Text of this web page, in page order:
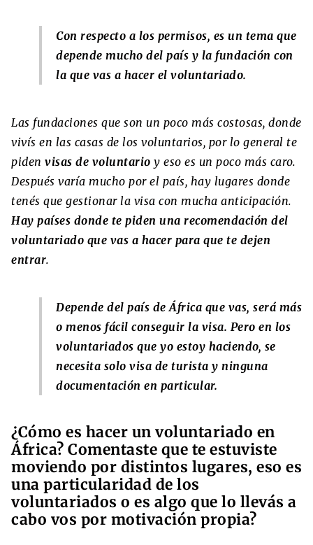
Con respecto a los permisos, es un tema que
depende mucho del país y la fundación con
la que vas a hacer el voluntariado.
Las fundaciones que son un poco más costosas, donde
vivís en las casas de los voluntarios, por lo general te
piden visas de voluntario y eso es un poco más caro.
Después varía mucho por el país, hay lugares donde
tenés que gestionar la visa con mucha anticipación.
Hay países donde te piden una recomendación del
voluntariado que vas a hacer para que te dejen
entrar.
Depende del país de África que vas, será más
o menos fácil conseguir la visa. Pero en los
voluntariados que yo estoy haciendo, se
necesita solo visa de turista y ninguna
documentación en particular.
¿Cómo es hacer un voluntariado en
África? Comentaste que te estuviste
moviendo por distintos lugares, eso es
una particularidad de los
voluntariados o es algo que lo llevás a
cabo vos por motivación propia?